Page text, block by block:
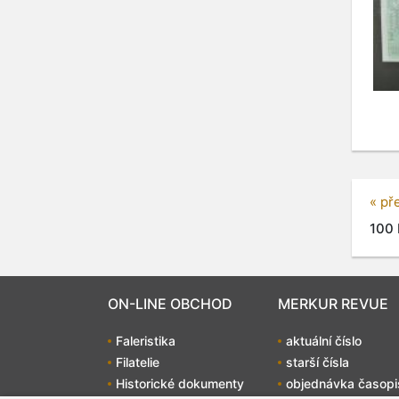
«
100
ON-LINE OBCHOD
Faleristika
Filatelie
Historické dokumenty
MERKUR REVUE
aktuální číslo
starší čísla
objednávka